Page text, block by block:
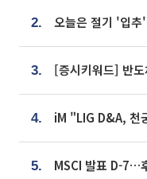
2. 오늘은 절기 '입추
3.
4.
5. MSCI 발표 D-7…